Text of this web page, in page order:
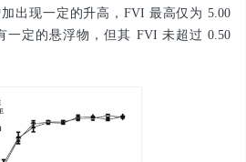
出现一定的升高，FVI 最高仅为 5.00
一定的悬浮物，但其 FVI 未超过 0.50